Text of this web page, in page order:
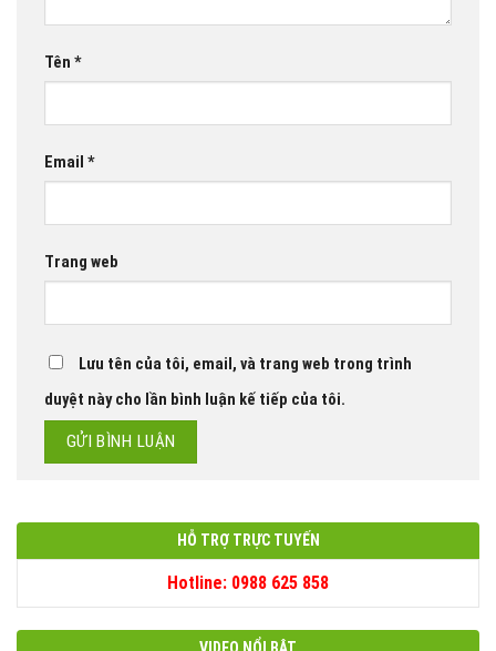
Tên *
Email *
Trang web
Lưu tên của tôi, email, và trang web trong trình
duyệt này cho lần bình luận kế tiếp của tôi.
HỖ TRỢ TRỰC TUYẾN
Hotline: 0988 625 858